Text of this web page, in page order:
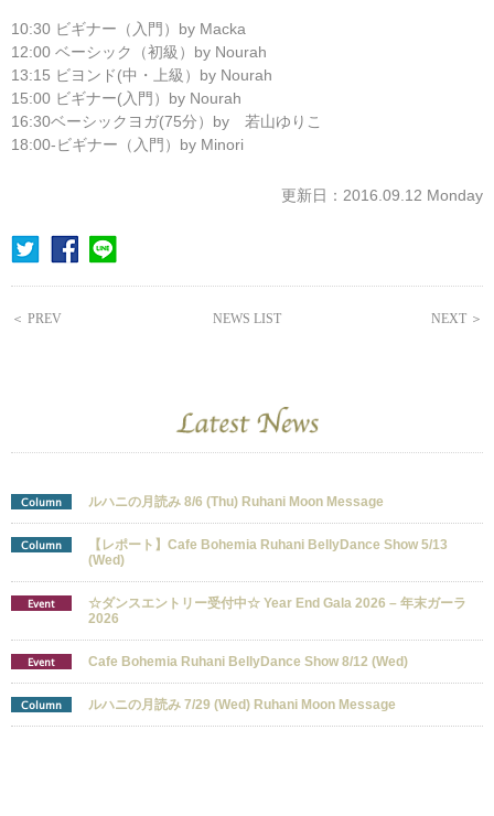
10:30 ビギナー（入門）by Macka
12:00 ベーシック（初級）by Nourah
13:15 ビヨンド(中・上級）by Nourah
15:00 ビギナー(入門）by Nourah
16:30ベーシックヨガ(75分）by 若山ゆりこ
18:00-ビギナー（入門）by Minori
更新日：2016.09.12 Monday
＜ PREV NEWS LIST NEXT ＞
Column ルハニの月読み 8/6 (Thu) Ruhani Moon Message
Column
【レポート】Cafe Bohemia Ruhani BellyDance Show 5/13
(Wed)
Event
☆ダンスエントリー受付中☆ Year End Gala 2026 – 年末ガーラ
2026
Event Cafe Bohemia Ruhani BellyDance Show 8/12 (Wed)
Column ルハニの月読み 7/29 (Wed) Ruhani Moon Message